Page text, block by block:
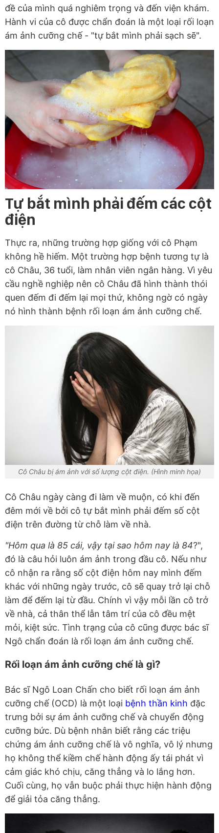
đề của mình quá nghiêm trọng và đến viện khám.
Hành vi của cô được chẩn đoán là một loại rối loạn
ám ảnh cưỡng chế - "tự bắt mình phải sạch sẽ".
Tự bắt mình phải đếm các cột
điện
Thực ra, những trường hợp giống với cô Phạm
không hề hiếm. Một trường hợp bệnh tương tự là
cô Châu, 36 tuổi, làm nhân viên ngân hàng. Vì yêu
cầu nghề nghiệp nên cô Châu đã hình thành thói
quen đếm đi đếm lại mọi thứ, không ngờ có ngày
nó hình thành bệnh rối loạn ám ảnh cưỡng chế.
Cô Châu bị ám ảnh với số lượng cột điện. (Hình minh họa)
Cô Châu ngày càng đi làm về muộn, có khi đến
đêm mới về bởi cô tự bắt mình phải đếm số cột
điện trên đường từ chỗ làm về nhà.
"Hôm qua là 85 cái, vậy tại sao hôm nay là 84?",
đó là câu hỏi luôn ám ảnh trong đầu cô. Nếu như
cô nhận ra rằng số cột điện hôm nay mình đếm
khác với những ngày trước, cô sẽ quay trở lại chỗ
làm để đếm lại từ đầu. Chính vì vậy mỗi lần cô trở
về nhà, cả thân thể lẫn tâm trí của cô đều mệt
mỏi, kiệt sức. Tình trạng của cô cũng được bác sĩ
Ngô chẩn đoán là rối loạn ám ảnh cưỡng chế.
Rối loạn ám ảnh cưỡng chế là gì?
Bác sĩ Ngô Loan Chấn cho biết rối loạn ám ảnh
cưỡng chế (OCD) là một loại bệnh thần kinh đặc
trưng bởi sự ám ảnh cưỡng chế và chuyển động
cưỡng bức. Dù bệnh nhân biết rằng các triệu
chứng ám ảnh cưỡng chế là vô nghĩa, vô lý nhưng
họ không thể kiềm chế hành động ấy tái phát vì
cảm giác khó chịu, căng thẳng và lo lắng hơn.
Cuối cùng, họ vẫn buộc phải thực hiện hành động
để giải tỏa căng thẳng.